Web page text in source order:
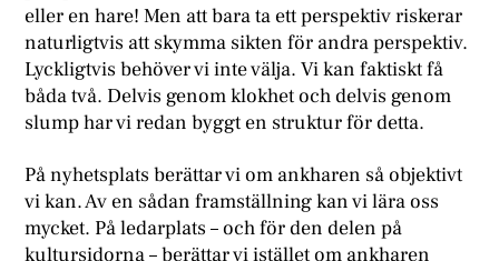
eller en hare! Men att bara ta ett perspektiv riskerar
naturligtvis att skymma sikten för andra perspektiv.
Lyckligtvis behöver vi inte välja. Vi kan faktiskt få
båda två. Delvis genom klokhet och delvis genom
slump har vi redan byggt en struktur för detta.
På nyhetsplats berättar vi om ankharen så objektivt
vi kan. Av en sådan framställning kan vi lära oss
mycket. På ledarplats – och för den delen på
kultursidorna – berättar vi istället om ankharen